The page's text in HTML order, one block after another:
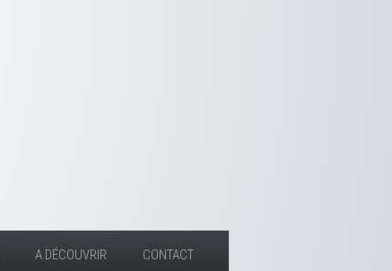
A DÉCOUVRIR CONTACT